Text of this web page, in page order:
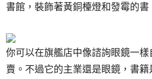
書館，裝飾著黃銅檯燈和發霉的書
你可以在旗艦店中像諮詢眼鏡一
賣。不過它的主業還是眼鏡，書